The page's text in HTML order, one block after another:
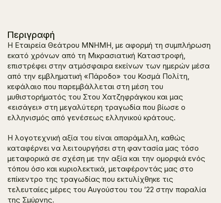
Περιγραφή
Η Εταιρεία Θεάτρου ΜΝΗΜΗ, με αφορμή τη συμπλήρωση
εκατό χρόνων από τη Μικρασιατική Καταστροφή,
επιστρέφει στην ατμόσφαιρα εκείνων των ημερών μέσα
από την εμβληματική «Πάροδο» του Κοσμά Πολίτη,
κεφάλαιο που παρεμβάλλεται στη μέση του
μυθιστορήματός του Στου Χατζηφράγκου και μας
«εισάγει» στη μεγαλύτερη τραγωδία που βίωσε ο
ελληνισμός από γενέσεως ελληνικού κράτους.
Η λογοτεχνική αξία του είναι απαράμιλλη, καθώς
καταφέρνει να λειτουργήσει στη φαντασία μας τόσο
μεταφορικά σε σχέση με την αξία και την ομορφιά ενός
τόπου όσο και κυριολεκτικά, μεταφέροντάς μας στο
επίκεντρο της τραγωδίας που εκτυλίχθηκε τις
τελευταίες μέρες του Αυγούστου του ’22 στην παραλία
της Σμύρνης.